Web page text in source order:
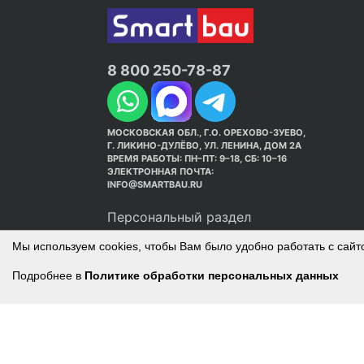
8 800 250-78-87
МОСКОВСКАЯ ОБЛ., Г.О. ОРЕХОВО-ЗУЕВО,
Г. ЛИКИНО-ДУЛЁВО, УЛ. ЛЕНИНА, ДОМ 2А
ВРЕМЯ РАБОТЫ: ПН–ПТ: 9–18, СБ: 10–16
ЭЛЕКТРОННАЯ ПОЧТА:
INFO@SMARTBAU.RU
Персональный раздел
Мы используем cookies, чтобы Вам было удобно работать с
Подробнее в Политике обработки персональных данных